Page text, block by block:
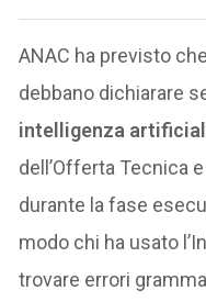
ANAC ha previsto
debbano dichiarare
intelligenza
dell’Offerta Tecnica
durante la fase
modo chi ha usato
trovare errori